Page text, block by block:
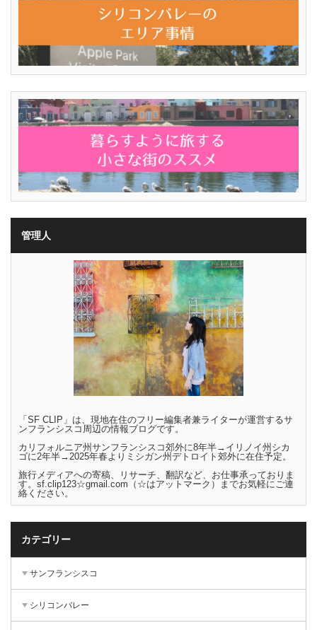
管理人
「SF CLIP」は、現地在住のフリー編集者兼ライターが運営するサ
ンフランシスコ周辺の情報ブログです。
カリフォルニア州サンフランシスコ郊外に8年半→イリノイ州シカ
ゴに2年半→2025年春よりミシガン州デトロイト郊外に在住予定。
旅行メディアへの寄稿、リサーチ、翻訳など、お仕事承っておりま
す。sf.clip123☆gmail.com（☆はアットマーク）までお気軽にご連
絡ください。
カテゴリー
サンフランシスコ
シリコンバレー